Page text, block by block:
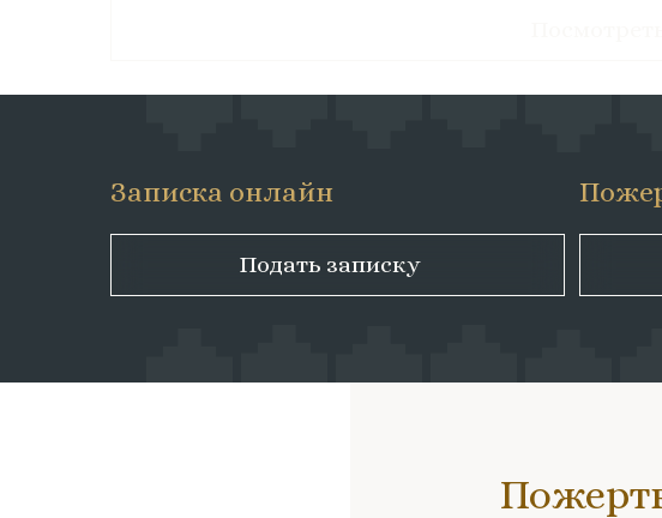
Подать записку
Записка онлайн